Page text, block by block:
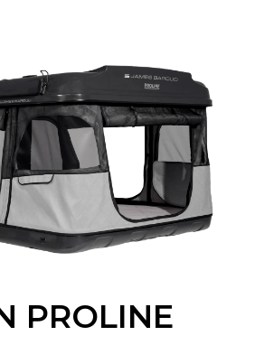
PROLINE